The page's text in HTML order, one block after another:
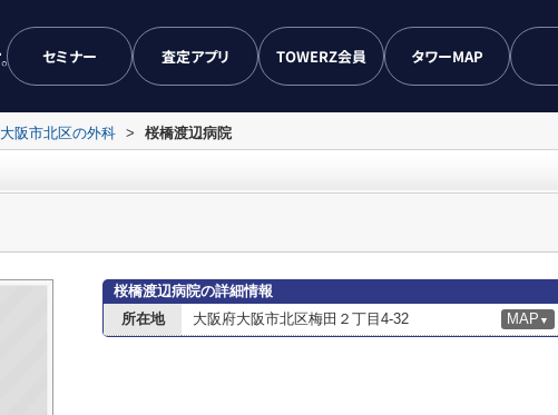
セミナー 査定アプリ TOWERZ会員 タワーMAP
大阪市北区の外科 > 桜橋渡辺病院
桜橋渡辺病院の詳細情報
所在地
大阪府大阪市北区梅田２丁目4-32 MAP ▼